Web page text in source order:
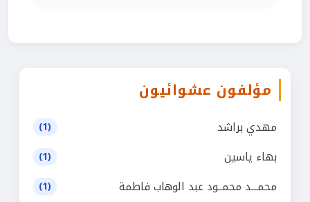
مؤلفون عشوائيون
مهدي براشد (1)
بهاء ياسين (1)
محمـــد محمــود عبد الوهاب فاطمة (1)